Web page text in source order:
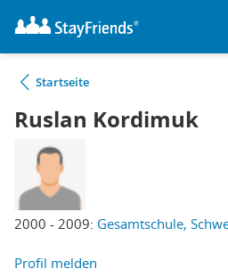
Startseite
Ruslan Kordimuk
2000 - 2009: Gesamtschule,
Profil melden